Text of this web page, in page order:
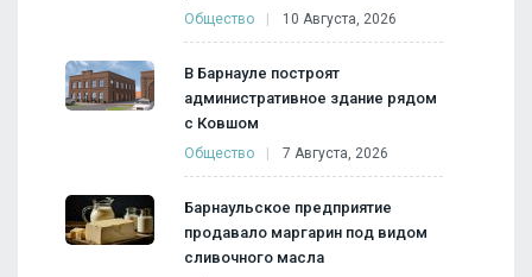
Общество 10 Августа, 2026
В Барнауле построят
административное здание рядом
с Ковшом
Общество 7 Августа, 2026
Барнаульское предприятие
продавало маргарин под видом
сливочного масла